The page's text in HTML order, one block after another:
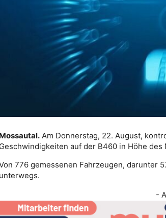
Mossautal. Am Donnerstag, 22. August,
Geschwindigkeiten auf der B460 in Höhe des
776 gemessenen Fahrzeugen, darunter
unterwegs.
-